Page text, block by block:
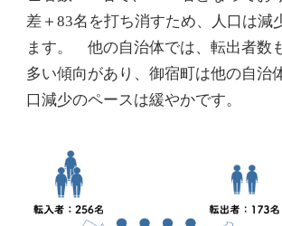
差＋83名を打ち消すため、人口は減
ます。 他の自治体では、転出者数
多い傾向があり、御宿町は他の自治
口減少のペースは緩やかです。